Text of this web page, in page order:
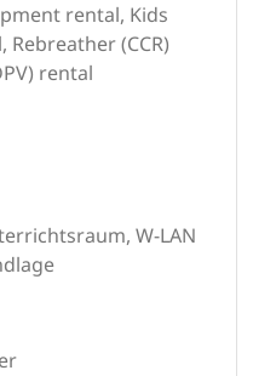
rental, Kids
(CCR)
rental
W-LAN